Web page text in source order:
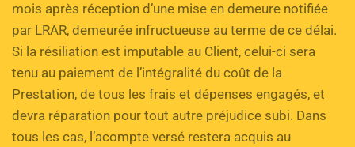
mois après réception d’une mise en demeure notifiée
par LRAR, demeurée infructueuse au terme de ce délai.
Si la résiliation est imputable au Client, celui-ci sera
tenu au paiement de l’intégralité du coût de la
Prestation, de tous les frais et dépenses engagés, et
devra réparation pour tout autre préjudice subi. Dans
tous les cas, l’acompte versé restera acquis au